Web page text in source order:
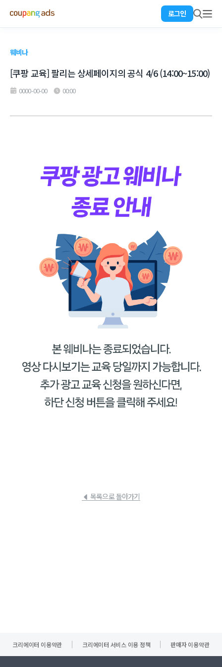
로그인
웨비나
[쿠팡 교육] 팔리는 상세페이지의 공식 4/6 (14:00~15:00)
0000-00-00 00:00
목록으로 돌아가기
크리에이터 이용약관 크리에이터 서비스 이용 정책 판매자 이용약관